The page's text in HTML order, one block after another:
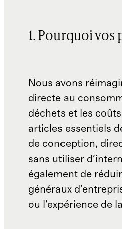
1. Pourquoi vos
Nous avons
directe au
déchets et les
articles essentiels
de conception,
sans utiliser
également de
généraux
ou l'expérience de